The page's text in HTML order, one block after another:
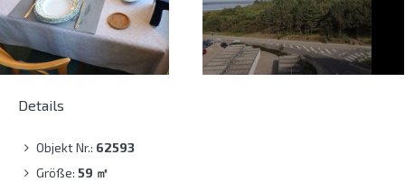
Details
Objekt Nr.: 62593
Größe: 59 ㎡